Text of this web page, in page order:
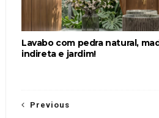
Lavabo com pedra natural,
indireta e jardim!
Previous